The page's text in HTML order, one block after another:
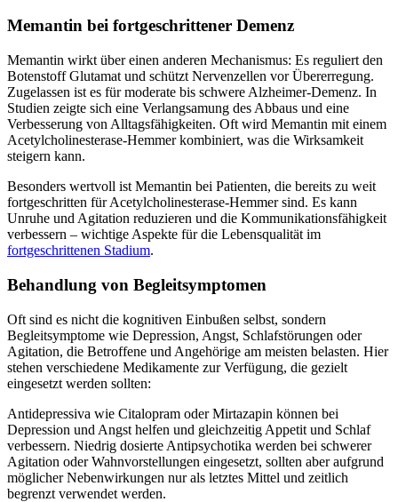
Memantin bei fortgeschrittener Demenz
Memantin wirkt über einen anderen Mechanismus: Es reguliert den
Botenstoff Glutamat und schützt Nervenzellen vor Übererregung.
Zugelassen ist es für moderate bis schwere Alzheimer-Demenz. In
Studien zeigte sich eine Verlangsamung des Abbaus und eine
Verbesserung von Alltagsfähigkeiten. Oft wird Memantin mit einem
Acetylcholinesterase-Hemmer kombiniert, was die Wirksamkeit
steigern kann.
Besonders wertvoll ist Memantin bei Patienten, die bereits zu weit
fortgeschritten für Acetylcholinesterase-Hemmer sind. Es kann
Unruhe und Agitation reduzieren und die Kommunikationsfähigkeit
verbessern – wichtige Aspekte für die Lebensqualität im
fortgeschrittenen Stadium.
Behandlung von Begleitsymptomen
Oft sind es nicht die kognitiven Einbußen selbst, sondern
Begleitsymptome wie Depression, Angst, Schlafstörungen oder
Agitation, die Betroffene und Angehörige am meisten belasten. Hier
stehen verschiedene Medikamente zur Verfügung, die gezielt
eingesetzt werden sollten:
Antidepressiva wie Citalopram oder Mirtazapin können bei
Depression und Angst helfen und gleichzeitig Appetit und Schlaf
verbessern. Niedrig dosierte Antipsychotika werden bei schwerer
Agitation oder Wahnvorstellungen eingesetzt, sollten aber aufgrund
möglicher Nebenwirkungen nur als letztes Mittel und zeitlich
begrenzt verwendet werden.